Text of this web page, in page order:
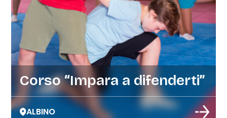
Corso “Impara a difenderti”
ALBINO